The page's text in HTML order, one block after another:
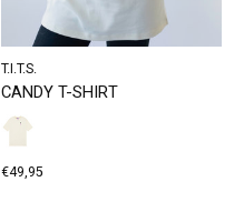
T.I.T.S.
CANDY T-SHIRT
€49,95